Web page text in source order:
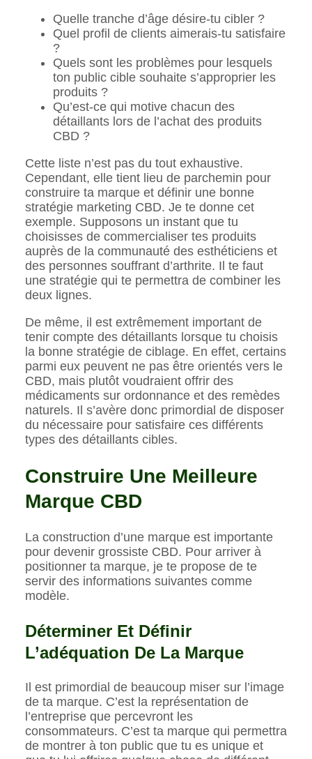
Quelle tranche d’âge désire-tu cibler ?
Quel profil de clients aimerais-tu satisfaire
?
Quels sont les problèmes pour lesquels
ton public cible souhaite s’approprier les
produits ?
Qu’est-ce qui motive chacun des
détaillants lors de l’achat des produits
CBD ?
Cette liste n’est pas du tout exhaustive.
Cependant, elle tient lieu de parchemin pour
construire ta marque et définir une bonne
stratégie marketing CBD. Je te donne cet
exemple. Supposons un instant que tu
choisisses de commercialiser tes produits
auprès de la communauté des esthéticiens et
des personnes souffrant d’arthrite. Il te faut
une stratégie qui te permettra de combiner les
deux lignes.
De même, il est extrêmement important de
tenir compte des détaillants lorsque tu choisis
la bonne stratégie de ciblage. En effet, certains
parmi eux peuvent ne pas être orientés vers le
CBD, mais plutôt voudraient offrir des
médicaments sur ordonnance et des remèdes
naturels. Il s’avère donc primordial de disposer
du nécessaire pour satisfaire ces différents
types des détaillants cibles.
Construire Une Meilleure
Marque CBD
La construction d’une marque est importante
pour devenir grossiste CBD. Pour arriver à
positionner ta marque, je te propose de te
servir des informations suivantes comme
modèle.
Déterminer Et Définir
L’adéquation De La Marque
Il est primordial de beaucoup miser sur l’image
de ta marque. C’est la représentation de
l’entreprise que percevront les
consommateurs. C’est ta marque qui permettra
de montrer à ton public que tu es unique et